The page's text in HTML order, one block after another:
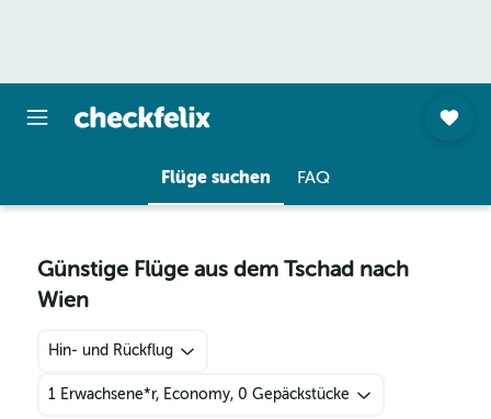
Flüge suchen FAQ
Günstige Flüge aus dem Tschad nach
Wien
Hin- und Rückflug
1 Erwachsene*r, Economy, 0 Gepäckstücke